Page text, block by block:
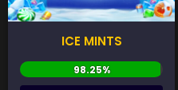
ICE MINTS